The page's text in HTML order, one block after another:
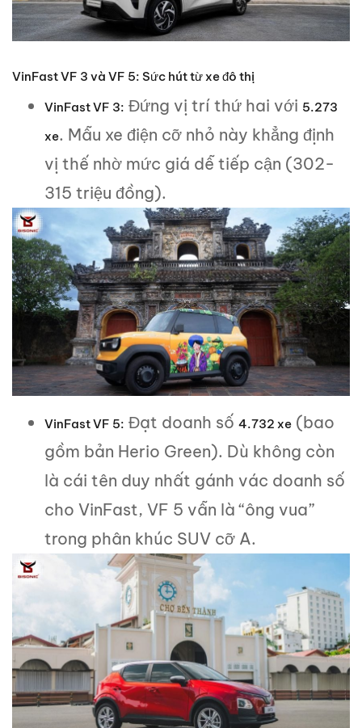
VinFast VF 3 và VF 5: Sức hút từ xe đô thị
VinFast VF 3: Đứng vị trí thứ hai với 5.273
xe. Mẫu xe điện cỡ nhỏ này khẳng định
vị thế nhờ mức giá dễ tiếp cận (302-
315 triệu đồng).
VinFast VF 5: Đạt doanh số 4.732 xe (bao
gồm bản Herio Green). Dù không còn
là cái tên duy nhất gánh vác doanh số
cho VinFast, VF 5 vẫn là “ông vua”
trong phân khúc SUV cỡ A.